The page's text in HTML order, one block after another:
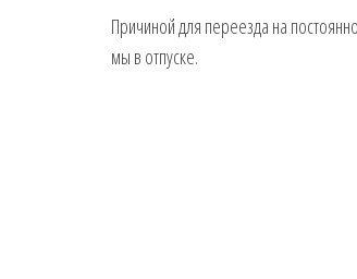
Причиной для переезда на
мы в отпуске.